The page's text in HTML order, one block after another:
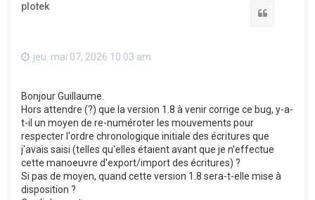
plotek
jeu. mai 07, 2026 10:03 am
Bonjour Guillaume.
Hors attendre (?) que la version 1.8 à venir corrige ce bug, y-a-
t-il un moyen de re-numéroter les mouvements pour
respecter l'ordre chronologique initiale des écritures que
j'avais saisi (telles qu'elles étaient avant que je n'effectue
cette manoeuvre d'export/import des écritures) ?
Si pas de moyen, quand cette version 1.8 sera-t-elle mise à
disposition ?